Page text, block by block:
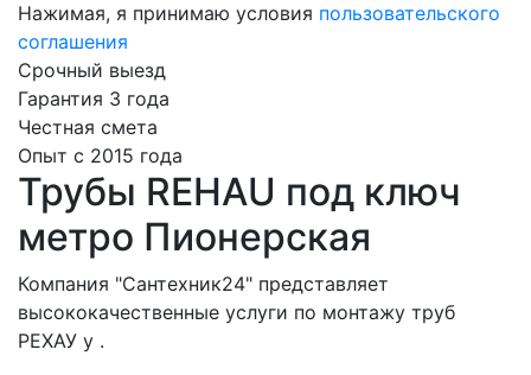
Нажимая, я принимаю условия пользовательского
соглашения
Срочный выезд
Гарантия 3 года
Честная смета
Опыт с 2015 года
Трубы REHAU под ключ
метро Пионерская
Компания "Сантехник24" представляет
высококачественные услуги по монтажу труб
РЕХАУ у .